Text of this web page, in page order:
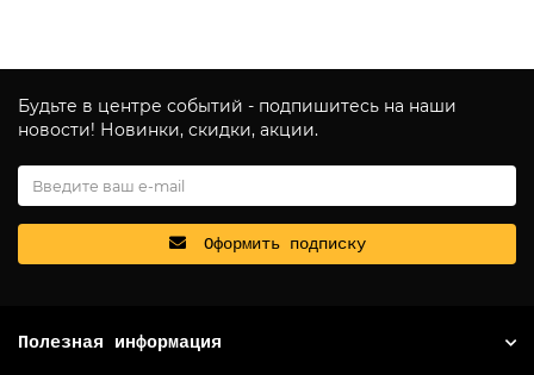
Будьте в центре событий - подпишитесь на наши
новости! Новинки, скидки, акции.
Оформить подписку
Полезная информация